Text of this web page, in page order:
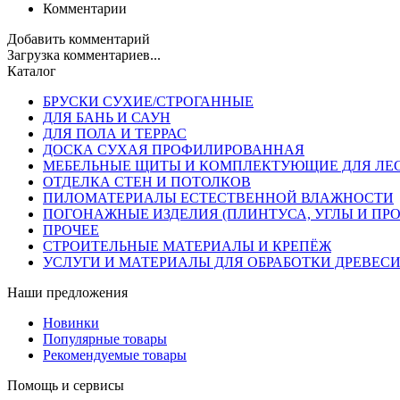
Комментарии
Добавить комментарий
Загрузка комментариев...
Каталог
БРУСКИ СУХИЕ/СТРОГАННЫЕ
ДЛЯ БАНЬ И САУН
ДЛЯ ПОЛА И ТЕРРАС
ДОСКА СУХАЯ ПРОФИЛИРОВАННАЯ
МЕБЕЛЬНЫЕ ЩИТЫ И КОМПЛЕКТУЮЩИЕ ДЛЯ
ОТДЕЛКА СТЕН И ПОТОЛКОВ
ПИЛОМАТЕРИАЛЫ ЕСТЕСТВЕННОЙ ВЛАЖНОСТИ
ПОГОНАЖНЫЕ ИЗДЕЛИЯ (ПЛИНТУСА, УГЛЫ И
ПРОЧЕЕ
СТРОИТЕЛЬНЫЕ МАТЕРИАЛЫ И КРЕПЁЖ
УСЛУГИ И МАТЕРИАЛЫ ДЛЯ ОБРАБОТКИ
Наши предложения
Новинки
Популярные товары
Рекомендуемые товары
Помощь и сервисы